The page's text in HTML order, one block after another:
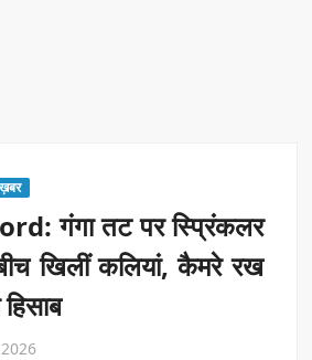
इथेनॉल आवंटन विवाद पर सरकार का जवाब
गंगा तट पर स्प्रिंकलर
खिलीं कलियां, कैमरे रख